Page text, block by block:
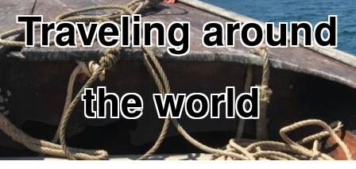
Traveling around
the world